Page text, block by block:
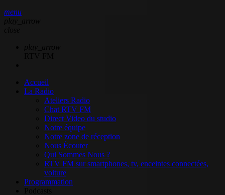
menu
Accueil
La Radio
Ateliers Radio
Chat RTV FM
Direct Video du studio
Notre équipe
Notre zone de réception
Nous Écouter
Qui Sommes Nous ?
RTV FM sur smartphones, tv, enceintes connectées,
voiture
Programmation